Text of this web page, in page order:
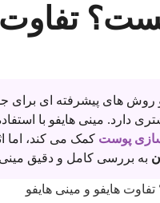
تفاوت
روش های پیشرفته ای برای
دارد. مینی هایفو با
پوست کمک می کند، اما
به بررسی کامل و دقیق مینی
هایفو و مینی هایفو